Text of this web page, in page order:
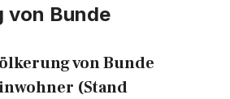
von Bunde
von Bunde
(Stand